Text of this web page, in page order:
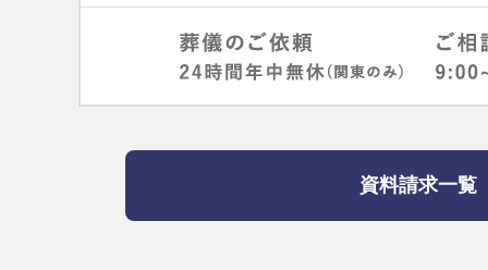
資料請求一覧